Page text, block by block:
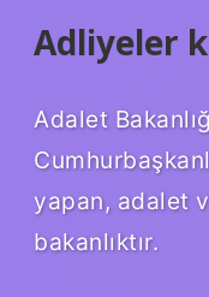
Adliyeler
Adalet
yapan, adalet
bakanlıktır.